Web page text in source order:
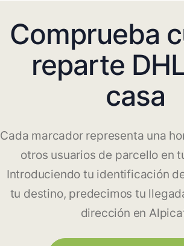
Comprueba
reparte
casa
Cada marcador representa una
otros usuarios de parcello en
Introduciendo tu identificación
tu destino, predecimos tu
dirección en